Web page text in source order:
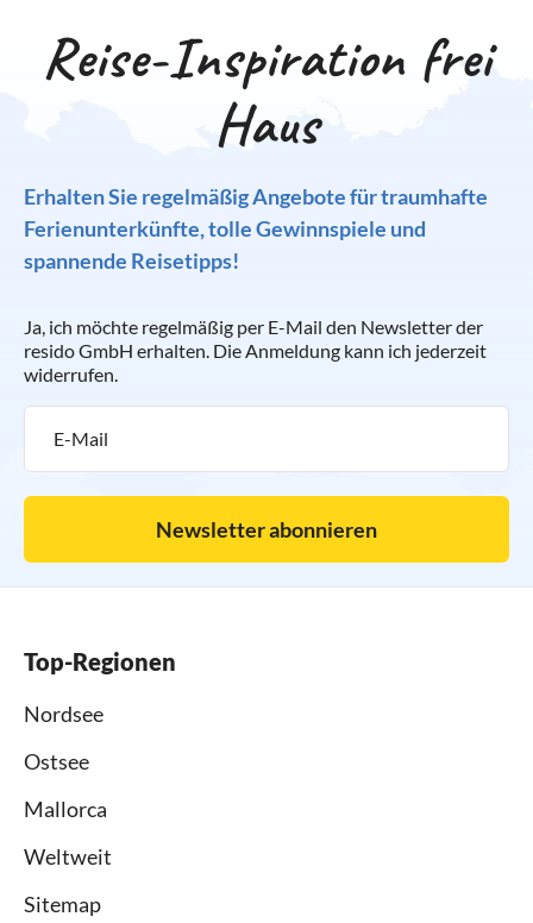
Reise-Inspiration frei
Haus
Erhalten Sie regelmäßig Angebote für traumhafte
Ferienunterkünfte, tolle Gewinnspiele und
spannende Reisetipps!
Ja, ich möchte regelmäßig per E-Mail den Newsletter der
resido GmbH erhalten. Die Anmeldung kann ich jederzeit
widerrufen.
Newsletter abonnieren
Top-Regionen
Nordsee
Ostsee
Mallorca
Weltweit
Sitemap